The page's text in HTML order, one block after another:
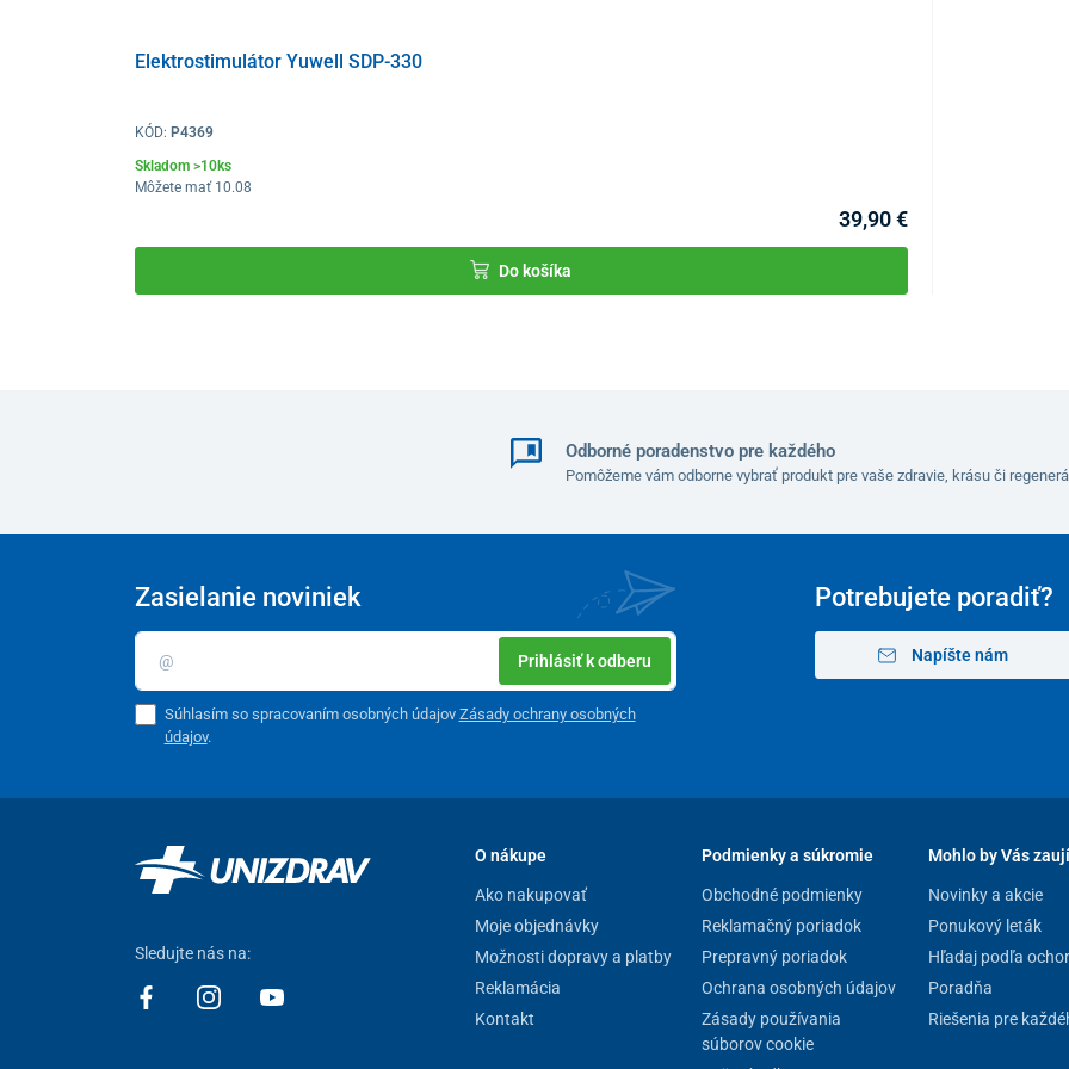
Elektrostimulátor Yuwell SDP-330
KÓD: P4369
Skladom >10ks
Môžete mať 10.08
39,90 €
Do košíka
Odborné poradenstvo pre každého
Pomôžeme vám odborne vybrať produkt pre vaše zdravie, krásu či
Potrebujete poradiť?
Napíšte nám
Zasielanie noviniek
Prihlásiť k odberu
Súhlasím so spracovaním osobných údajov Zásady ochrany osobných
údajov.
Sledujte nás na:
O nákupe
Ako nakupovať
Moje objednávky
Možnosti dopravy a platby
Reklamácia
Kontakt
Podmienky a súkromie
Obchodné podmienky
Reklamačný poriadok
Prepravný poriadok
Ochrana osobných údajov
Zásady používania
súborov cookie
Mohlo by Vás
Novinky a akcie
Ponukový leták
Hľadaj podľa
Poradňa
Riešenia pre